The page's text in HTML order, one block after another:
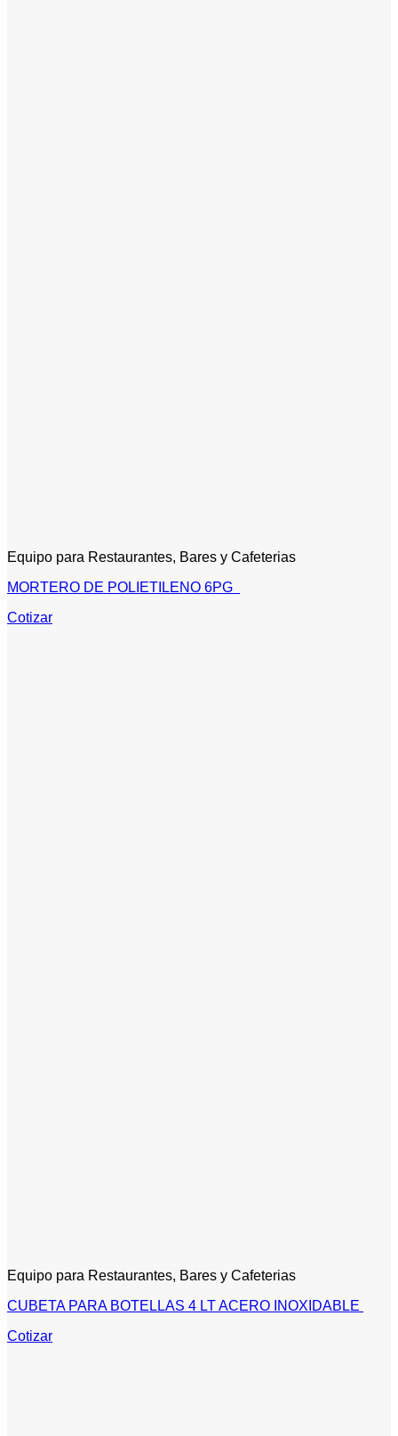
Equipo para Restaurantes, Bares y Cafeterias
MORTERO DE POLIETILENO 6PG
Cotizar
Equipo para Restaurantes, Bares y Cafeterias
CUBETA PARA BOTELLAS 4 LT ACERO INOXIDABLE
Cotizar